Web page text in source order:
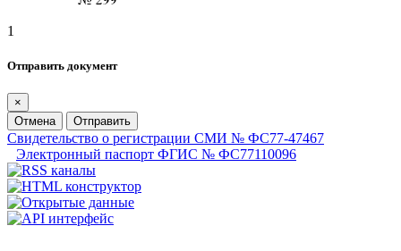
1
Отправить документ
×
Отмена
Отправить
Свидетельство о регистрации СМИ № ФС77-47467
Электронный паспорт ФГИС № ФС77110096